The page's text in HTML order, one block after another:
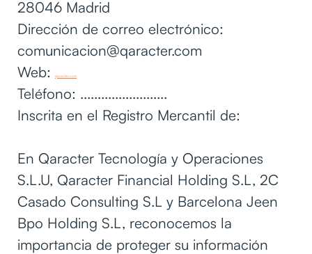
28046 Madrid
Dirección de correo electrónico:
comunicacion@qaracter.com
Web:
qaracter.com
Teléfono: .........................
Inscrita en el Registro Mercantil de:
En Qaracter Tecnología y Operaciones
S.L.U, Qaracter Financial Holding S.L, 2C
Casado Consulting S.L y Barcelona Jeen
Bpo Holding S.L, reconocemos la
importancia de proteger su información